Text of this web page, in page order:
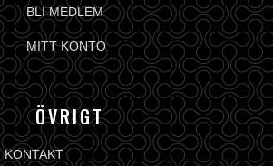
BLI MEDLEM
MITT KONTO
ÖVRIGT
KONTAKT